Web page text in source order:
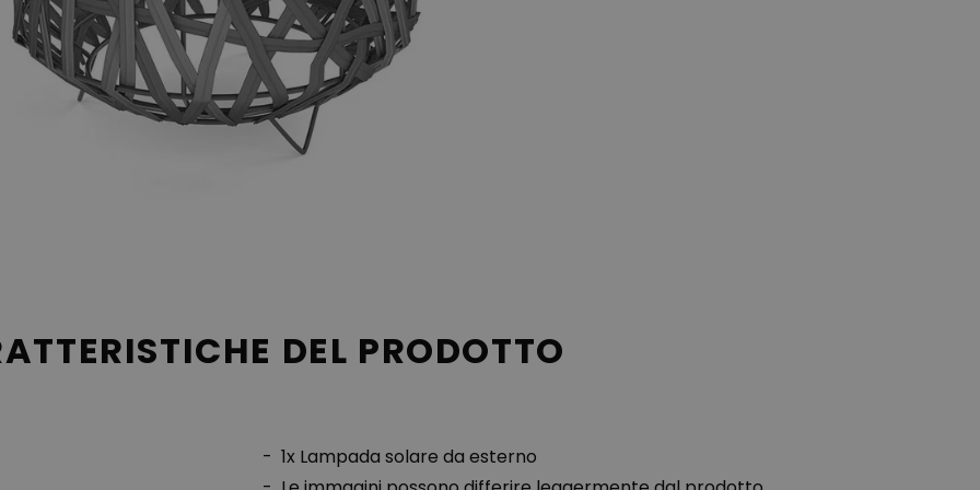
DEL PRODOTTO
1x Lampada solare da esterno